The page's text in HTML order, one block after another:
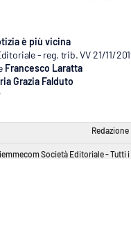
è più vicina
- reg. trib. VV 21/11/
Francesco Laratta
Grazia Falduto
Redazione
Società Editoriale - Tutti